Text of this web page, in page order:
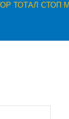
ТОТАЛ СТОП